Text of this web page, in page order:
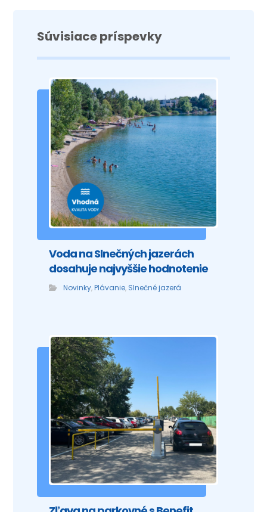
Súvisiace príspevky
Voda na Slnečných jazerách
dosahuje najvyššie hodnotenie
Novinky,Plávanie, Slnečné jazerá